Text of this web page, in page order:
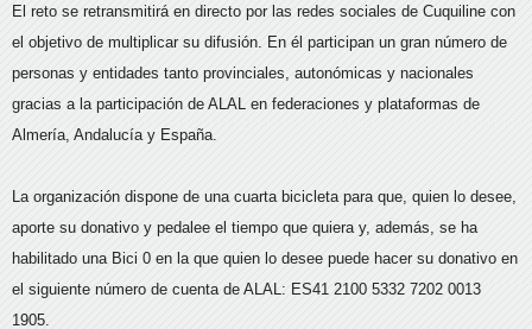
El reto se retransmitirá en directo por las redes sociales de Cuquiline con
el objetivo de multiplicar su difusión. En él participan un gran número de
personas y entidades tanto provinciales, autonómicas y nacionales
gracias a la participación de ALAL en federaciones y plataformas de
Almería, Andalucía y España.
La organización dispone de una cuarta bicicleta para que, quien lo desee,
aporte su donativo y pedalee el tiempo que quiera y, además, se ha
habilitado una Bici 0 en la que quien lo desee puede hacer su donativo en
el siguiente número de cuenta de ALAL: ES41 2100 5332 7202 0013
1905.